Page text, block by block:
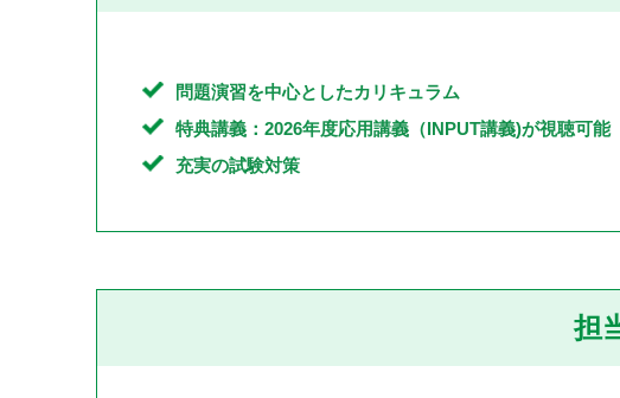
問題演習を中心としたカリキュラム
特典講義：2026年度応用講義（INPUT講義)が視聴可能
充実の試験対策
担